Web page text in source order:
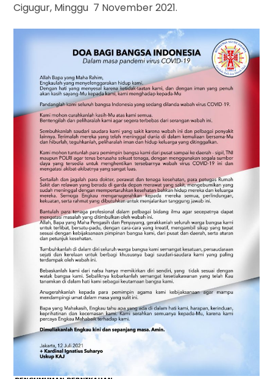
Cigugur, Minggu 7 November 2021.